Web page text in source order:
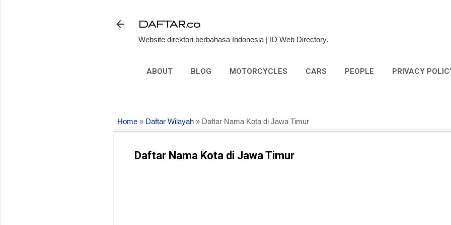
DAFTAR.co
Website direktori berbahasa Indonesia | ID Web Directory.
ABOUT BLOG MOTORCYCLES CARS PEOPLE PRIVACY
Home » Daftar Wilayah » Daftar Nama Kota di Jawa Timur
Daftar Nama Kota di Jawa Timur